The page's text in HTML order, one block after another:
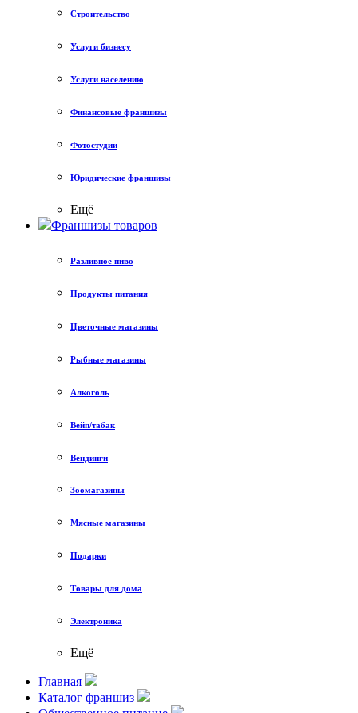
Строительство
Услуги бизнесу
Услуги населению
Финансовые франшизы
Фотостудии
Юридические франшизы
Ещё
Франшизы товаров
Разливное пиво
Продукты питания
Цветочные магазины
Рыбные магазины
Алкоголь
Вейп/табак
Вендинги
Зоомагазины
Мясные магазины
Подарки
Товары для дома
Электроника
Ещё
Главная
Каталог франшиз